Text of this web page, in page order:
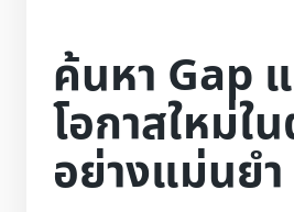
ค้นหา Gap
โอกาสใหม่ใ
อย่างแม่นยำ